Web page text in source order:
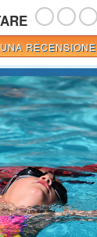
RECENSIONE